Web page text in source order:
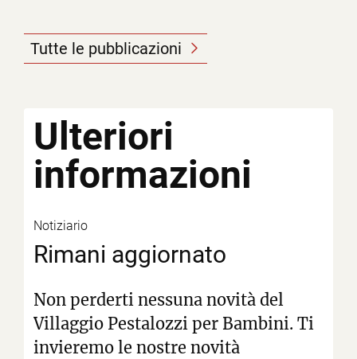
Tutte le pubblicazioni
Ulteriori
informazioni
Notiziario
Rimani aggiornato
Non perderti nessuna novità del
Villaggio Pestalozzi per Bambini. Ti
invieremo le nostre novità